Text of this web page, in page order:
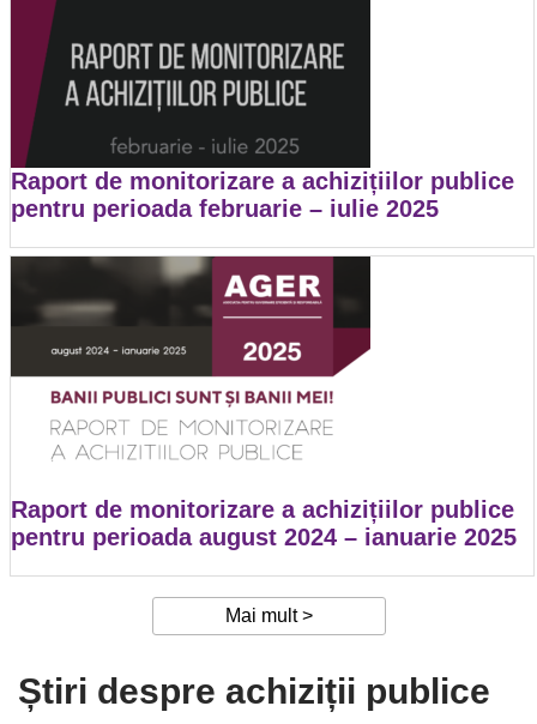
Raport de monitorizare a achizițiilor publice
pentru perioada februarie – iulie 2025
Raport de monitorizare a achizițiilor publice
pentru perioada august 2024 – ianuarie 2025
Mai mult >
Știri despre achiziții publice